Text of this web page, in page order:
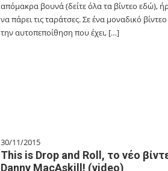
απόμακρα βουνά (δείτε όλα τα βίντεο εδώ),
να πάρει τις ταράτσες. Σε ένα μοναδικό
την αυτοπεποίθηση που έχει, […]
30/11/2015
This is Drop and Roll, το νέο
Danny MacAskill! (video)